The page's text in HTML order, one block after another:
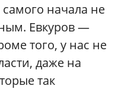
начала не
Евкуров —
того, у нас не
даже на
так